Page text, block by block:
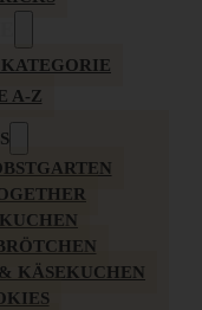
A-Z
KÄSEKUCHEN